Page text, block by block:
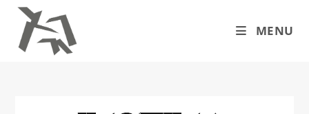
Skip
content
MENU